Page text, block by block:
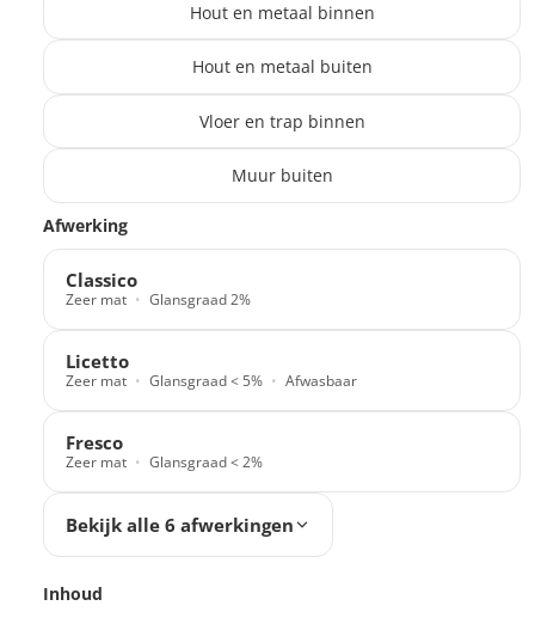
Hout en metaal binnen
Hout en metaal buiten
Vloer en trap binnen
Muur buiten
Translation missing: nl.products.paint_filter.description
Afwerking
Classico
Zeer mat Glansgraad 2%
Licetto
Zeer mat Glansgraad < 5% Afwasbaar
Fresco
Zeer mat Glansgraad < 2%
Bekijk alle 6 afwerkingen
Inhoud